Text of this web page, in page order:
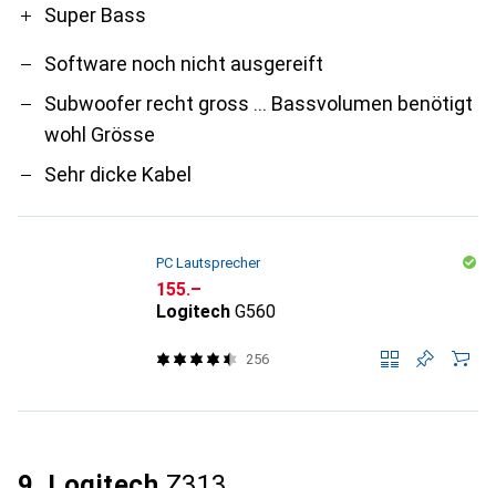
Super Bass
Software noch nicht ausgereift
Subwoofer recht gross ... Bassvolumen benötigt
wohl Grösse
Sehr dicke Kabel
PC Lautsprecher
CHF
155.–
Logitech G560
256